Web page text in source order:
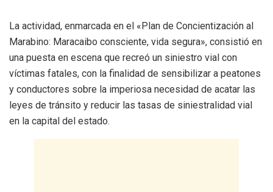
La actividad, enmarcada en el «Plan de Concientización al
Marabino: Maracaibo consciente, vida segura», consistió en
una puesta en escena que recreó un siniestro vial con
víctimas fatales, con la finalidad de sensibilizar a peatones
y conductores sobre la imperiosa necesidad de acatar las
leyes de tránsito y reducir las tasas de siniestralidad vial
en la capital del estado.